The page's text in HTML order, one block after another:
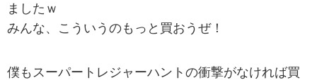
ましたｗ
みんな、こういうのもっと買おうぜ！
僕もスーパートレジャーハントの衝撃がなければ買